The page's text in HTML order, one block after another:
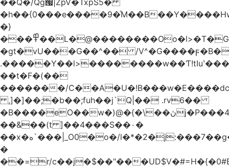
��Q�/Qg՗|ZpV�TxpS5�
�h��{0���e����9�ͯM��B
�}
���߾��L�@��������Oo�l>�T�GO���p{�*�Smmn������GM���A��?
�gt�vU���G��^�� /
��t�F�(��
�������/
,]�]��;�b��;fuh��j`Q|�� .rv6��
�B����eO��w�)@�{�\��ڽj�P���4$%��ܑ
��&��(t ]��4���S��٠�
͏��x�ه`���|_O0�o�/l�*�2�j:���7��g�/
�
��=r/c��j�$��"��